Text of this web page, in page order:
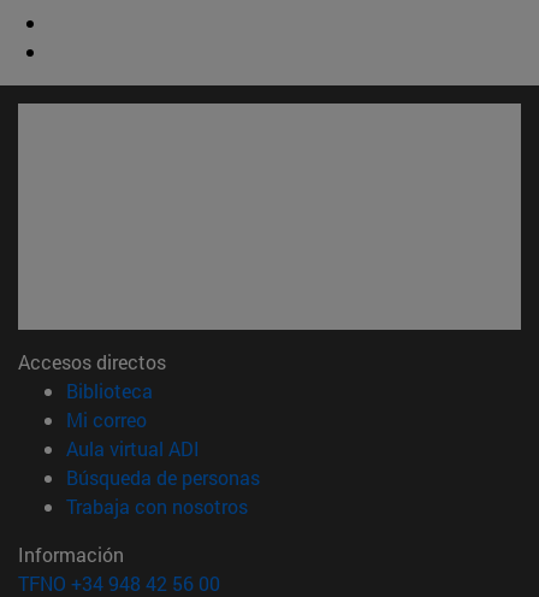
Accesos directos
Biblioteca
Mi correo(abre en nueva ventana)
Aula virtual ADI
Búsqueda de personas(abre en nueva ventana)
Trabaja con nosotros(abre en nueva ventana)
Información
TFNO +34 948 42 56 00